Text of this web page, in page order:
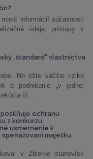
informácií súčasnosti
údaje, prístupy k
„štandard“ vlastníctva
No ešte väčšie riziko
a podnikanie „v jednej
či...
ochranu
z konkurzu.
usmernenie k
majetku
v Zbierke stanovísk